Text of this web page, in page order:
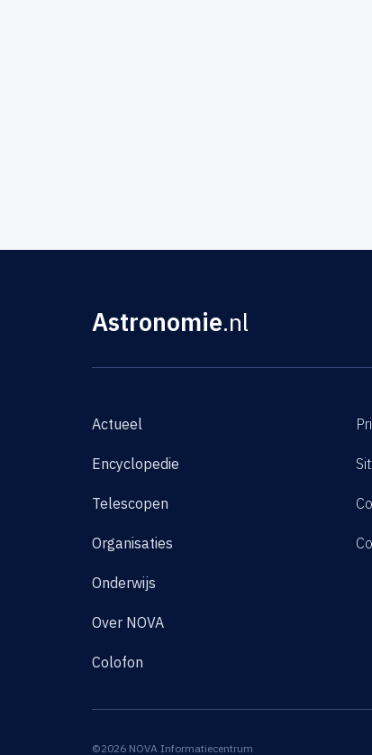
Astronomie.nl
Actueel
Encyclopedie
Telescopen
Organisaties
Onderwijs
Over NOVA
Colofon
©2026 NOVA Informatiecentrum